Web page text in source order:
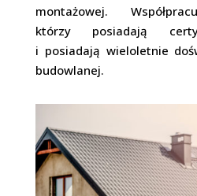
montażowej.
którzy posiadają
i posiadają wieloletnie
budowlanej.